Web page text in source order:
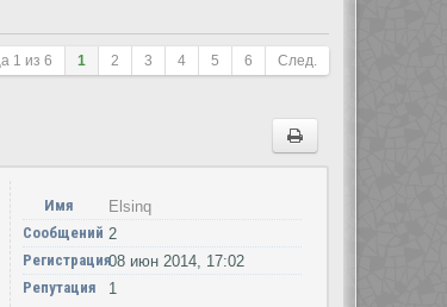
1 из 6 1 2 3 4 5 6 След.
Имя
Elsinq
Сообщений 2
Регистрация08 июн 2014, 17:02
Репутация
1